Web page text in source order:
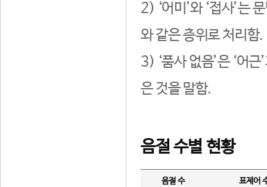
2) ‘어미’와 ‘접사’는
와 같은 층위로 처리함.
3) ‘품사 없음’은 ‘어
은 것을 말함.
음절 수별 현황
음절 수 표제어